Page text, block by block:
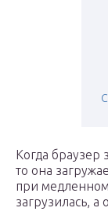
Когда браузер
то она
при
загрузилась, а